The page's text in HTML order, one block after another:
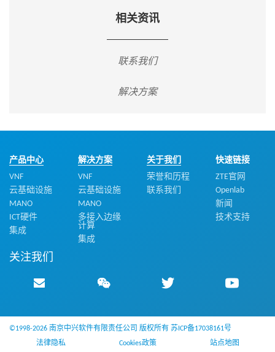
相关资讯
联系我们
解决方案
产品中心
VNF
云基础设施
MANO
ICT硬件
集成
解决方案
VNF
云基础设施
MANO
多接入边缘
计算
集成
关于我们
荣誉和历程
联系我们
快速链接
ZTE官网
Openlab
新闻
技术支持
关注我们
©1998-2026 南京中兴软件有限责任公司 版权所有 苏ICP备17038161号
法律隐私
Cookies政策 站点地图